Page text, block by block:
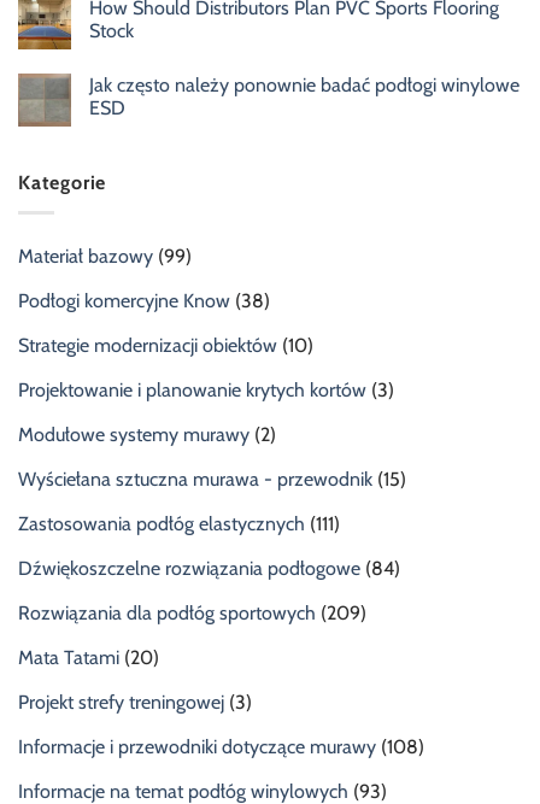
How Should Distributors Plan PVC Sports Flooring
Stock
Jak często należy ponownie badać podłogi winylowe
ESD
Kategorie
Materiał bazowy (99)
Podłogi komercyjne Know (38)
Strategie modernizacji obiektów (10)
Projektowanie i planowanie krytych kortów (3)
Modułowe systemy murawy (2)
Wyściełana sztuczna murawa - przewodnik (15)
Zastosowania podłóg elastycznych (111)
Dźwiękoszczelne rozwiązania podłogowe (84)
Rozwiązania dla podłóg sportowych (209)
Mata Tatami (20)
Projekt strefy treningowej (3)
Informacje i przewodniki dotyczące murawy (108)
Informacje na temat podłóg winylowych (93)